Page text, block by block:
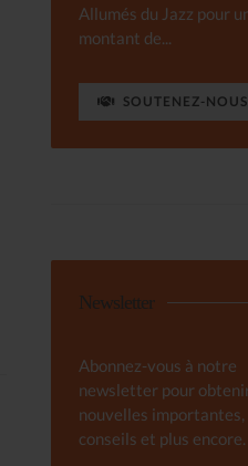
Allumés du Jazz pour
montant de...
SOUTENEZ-NOUS
Newsletter
Abonnez-vous à notre
newsletter pour
nouvelles importantes,
conseils et plus encore.